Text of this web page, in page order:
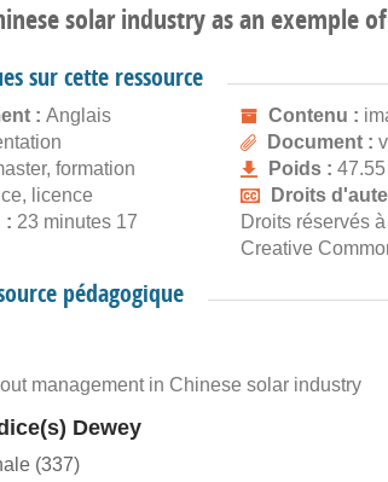
solar industry as an exemple
sur cette ressource
: Anglais
formation
licence
: 23 minutes 17
Contenu :
Document :
Poids :
Droits
Droits réservés
Creative
pédagogique
management in Chinese solar industry
Dewey
(337)